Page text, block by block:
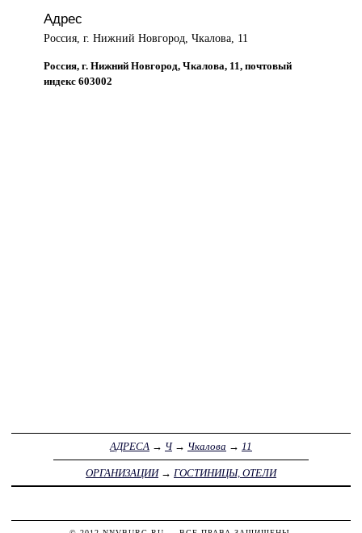
Адрес
Россия, г. Нижний Новгород, Чкалова, 11
Россия, г. Нижний Новгород, Чкалова, 11, почтовый
индекс 603002
АДРЕСА → Ч→ Чкалова → 11
ОРГАНИЗАЦИИ→ ГОСТИНИЦЫ, ОТЕЛИ